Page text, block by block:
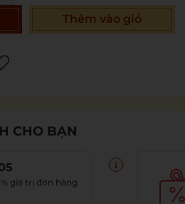
Thêm vào giỏ
CHO BẠN
giá trị đơn hàng